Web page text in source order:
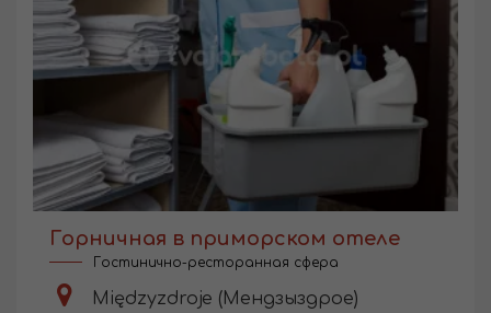
Горничная в приморском отеле
Гостинично-ресторанная сфера
Międzyzdroje (Мендзыздрое)